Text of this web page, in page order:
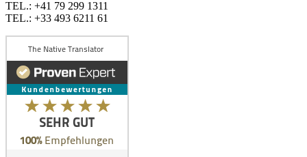
TEL.: +41 79 299 1311
TEL.: +33 493 6211 61